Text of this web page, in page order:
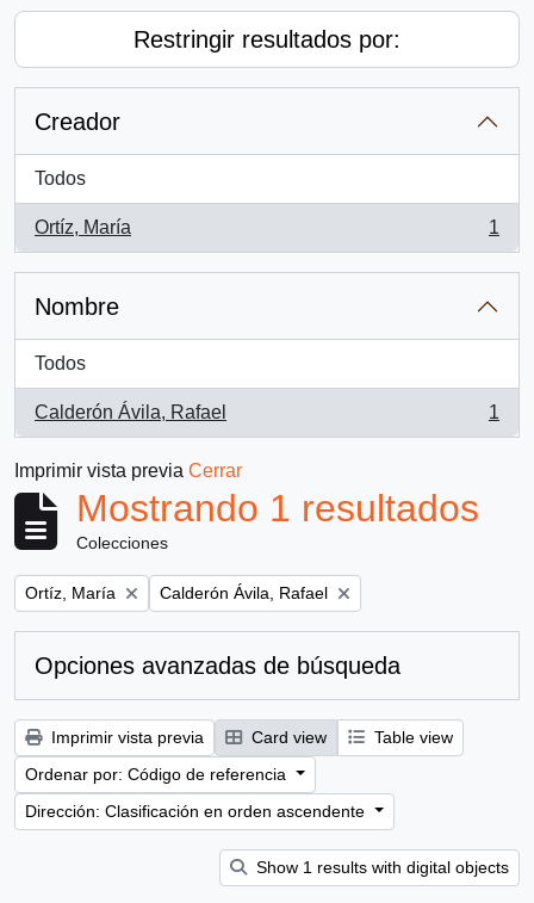
Restringir resultados por:
Creador
Todos
Ortíz, María
, 1 resultados
1
Nombre
Todos
Calderón Ávila, Rafael
, 1 resultados
1
Imprimir vista previa Cerrar
Mostrando 1 resultados
Colecciones
Remove filter:
Ortíz, María Remove filter:
Calderón Ávila, Rafael
Opciones avanzadas de búsqueda
Imprimir vista previa Card view
Table view
Ordenar por: Código de referencia
Dirección: Clasificación en orden ascendente
Show 1 results with digital objects